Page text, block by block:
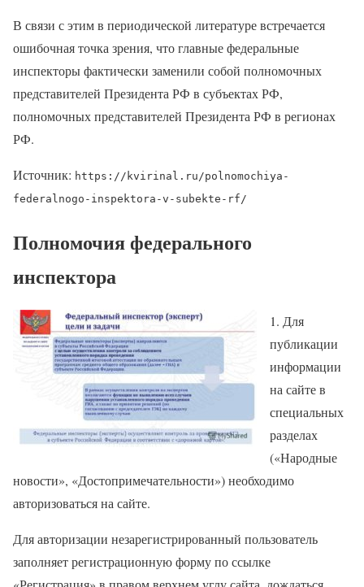
В связи с этим в периодической литературе встречается
ошибочная точка зрения, что главные федеральные
инспекторы фактически заменили собой полномочных
представителей Президента РФ в субъектах РФ,
полномочных представителей Президента РФ в регионах
РФ.
Источник: https://kvirinal.ru/polnomochiya-
federalnogo-inspektora-v-subekte-rf/
Полномочия федерального
инспектора
1. Для
публикации
информации
на сайте в
специальных
разделах
(«Народные
новости», «Достопримечательности») необходимо
авторизоваться на сайте.
Для авторизации незарегистрированный пользователь
заполняет регистрационную форму по ссылке